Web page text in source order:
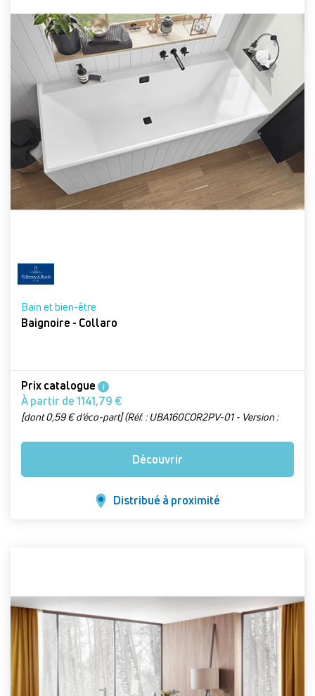
Bain et bien-être
Baignoire - Collaro
Prix catalogue i
À partir de 1141,79 €
[dont 0,59 € d’éco-part] (Réf. : UBA160COR2PV-01 - Version :
Découvrir
Distribué à proximité